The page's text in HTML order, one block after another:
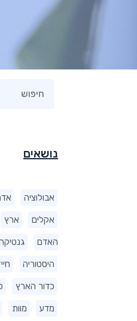
נושאים
אבולוציה
אקלים ארץ
האדם
היסטוריה
כדור הארץ
מדע מוות